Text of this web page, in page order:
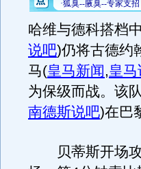
哈维与德科搭档
说吧)仍将古德约
马(皇马新闻,皇
为保级而战。该
南德斯说吧)在巴
贝蒂斯开场攻